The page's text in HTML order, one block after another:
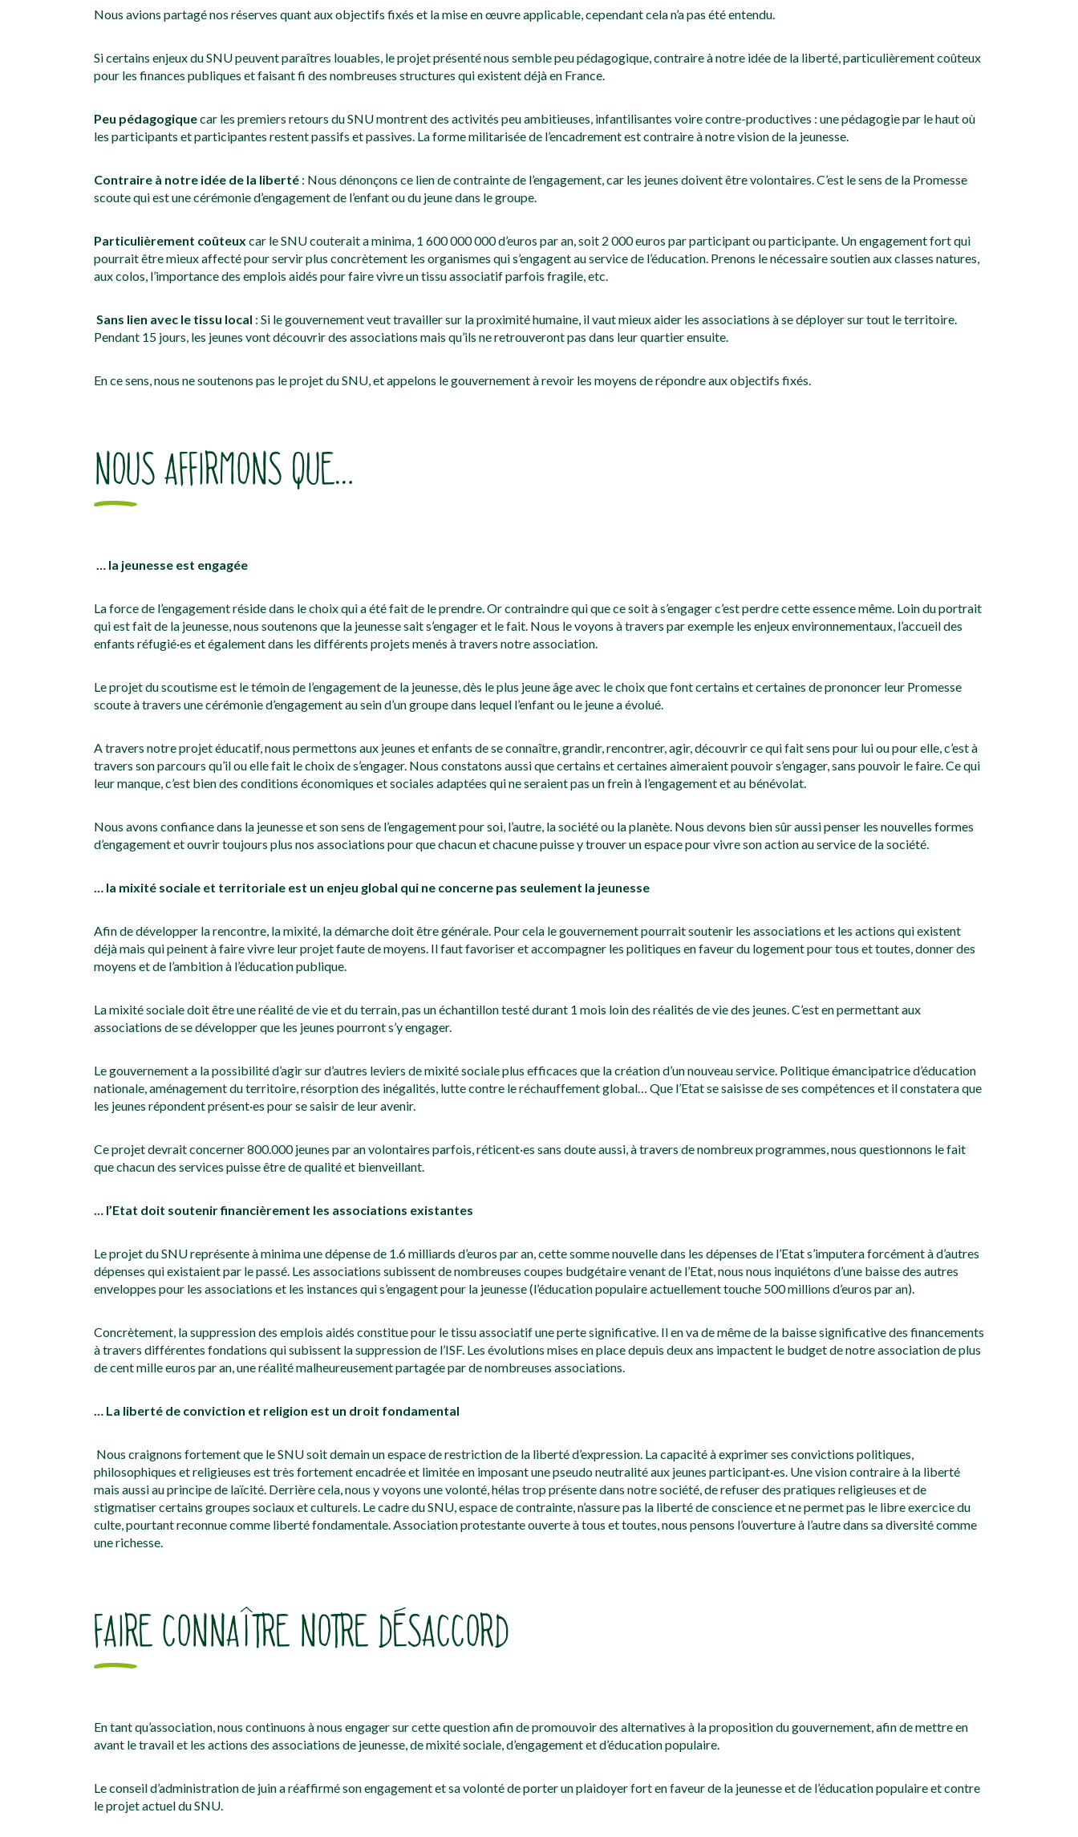
Nous avions partagé nos réserves quant aux objectifs fixés et la mise en œuvre applicable, cependant cela n’a pas été entendu.
Si certains enjeux du SNU peuvent paraîtres louables, le projet présenté nous semble peu pédagogique, contraire à notre idée de la liberté, particulièrement coûteux
pour les finances publiques et faisant fi des nombreuses structures qui existent déjà en France.
Peu pédagogiquecar les premiers retours du SNU montrent des activités peu ambitieuses, infantilisantes voire contre-productives : une pédagogie par le haut où
les participants et participantes restent passifs et passives. La forme militarisée de l’encadrement est contraire à notre vision de la jeunesse.
Contraire à notre idée de la liberté : Nous dénonçons ce lien de contrainte de l’engagement, car les jeunes doivent être volontaires. C’est le sens de la Promesse
scoute qui est une cérémonie d’engagement de l’enfant ou du jeune dans le groupe.
Particulièrement coûteux car le SNU couterait a minima, 1 600 000 000 d’euros par an, soit 2 000 euros par participant ou participante. Un engagement fort qui
pourrait être mieux affecté pour servir plus concrètement les organismes qui s’engagent au service de l’éducation. Prenons le nécessaire soutien aux classes natures,
aux colos, l’importance des emplois aidés pour faire vivre un tissu associatif parfois fragile, etc.
Sans lien avec le tissu local : Si le gouvernement veut travailler sur la proximité humaine, il vaut mieux aider les associations à se déployer sur tout le territoire.
Pendant 15 jours, les jeunes vont découvrir des associations mais qu’ils ne retrouveront pas dans leur quartier ensuite.
En ce sens, nous ne soutenons pas le projet du SNU, et appelons le gouvernement à revoir les moyens de répondre aux objectifs fixés.
NOUS AFFIRMONS QUE…
… la jeunesse est engagée
La force de l’engagement réside dans le choix qui a été fait de le prendre. Or contraindre qui que ce soit à s’engager c’est perdre cette essence même. Loin du portrait
qui est fait de la jeunesse, nous soutenons que la jeunesse sait s’engager et le fait. Nous le voyons à travers par exemple les enjeux environnementaux, l’accueil des
enfants réfugié·es et également dans les différents projets menés à travers notre association.
Le projet du scoutisme est le témoin de l’engagement de la jeunesse, dès le plus jeune âge avec le choix que font certains et certaines de prononcer leur Promesse
scoute à travers une cérémonie d’engagement au sein d’un groupe dans lequel l’enfant ou le jeune a évolué.
A travers notre projet éducatif, nous permettons aux jeunes et enfants de se connaître, grandir, rencontrer, agir, découvrir ce qui fait sens pour lui ou pour elle, c’est à
travers son parcours qu’il ou elle fait le choix de s’engager. Nous constatons aussi que certains et certaines aimeraient pouvoir s’engager, sans pouvoir le faire. Ce qui
leur manque, c’est bien des conditions économiques et sociales adaptées qui ne seraient pas un frein à l’engagement et au bénévolat.
Nous avons confiance dans la jeunesse et son sens de l’engagement pour soi, l’autre, la société ou la planète. Nous devons bien sûr aussi penser les nouvelles formes
d’engagement et ouvrir toujours plus nos associations pour que chacun et chacune puisse y trouver un espace pour vivre son action au service de la société.
… la mixité sociale et territoriale est un enjeu global qui ne concerne pas seulement la jeunesse
Afin de développer la rencontre, la mixité, la démarche doit être générale. Pour cela le gouvernement pourrait soutenir les associations et les actions qui existent
déjà mais qui peinent à faire vivre leur projet faute de moyens. Il faut favoriser et accompagner les politiques en faveur du logement pour tous et toutes, donner des
moyens et de l’ambition à l’éducation publique.
La mixité sociale doit être une réalité de vie et du terrain, pas un échantillon testé durant 1 mois loin des réalités de vie des jeunes. C’est en permettant aux
associations de se développer que les jeunes pourront s’y engager.
Le gouvernement a la possibilité d’agir sur d’autres leviers de mixité sociale plus efficaces que la création d’un nouveau service. Politique émancipatrice d’éducation
nationale, aménagement du territoire, résorption des inégalités, lutte contre le réchauffement global… Que l’Etat se saisisse de ses compétences et il constatera que
les jeunes répondent présent·es pour se saisir de leur avenir.
Ce projet devrait concerner 800.000 jeunes par an volontaires parfois, réticent·es sans doute aussi, à travers de nombreux programmes, nous questionnons le fait
que chacun des services puisse être de qualité et bienveillant.
… l’Etat doit soutenir financièrement les associations existantes
Le projet du SNU représente à minima une dépense de 1.6 milliards d’euros par an, cette somme nouvelle dans les dépenses de l’Etat s’imputera forcément à d’autres
dépenses qui existaient par le passé. Les associations subissent de nombreuses coupes budgétaire venant de l’Etat, nous nous inquiétons d’une baisse des autres
enveloppes pour les associations et les instances qui s’engagent pour la jeunesse (l’éducation populaire actuellement touche 500 millions d’euros par an).
Concrètement, la suppression des emplois aidés constitue pour le tissu associatif une perte significative. Il en va de même de la baisse significative des financements
à travers différentes fondations qui subissent la suppression de l’ISF. Les évolutions mises en place depuis deux ans impactent le budget de notre association de plus
de cent mille euros par an, une réalité malheureusement partagée par de nombreuses associations.
… La liberté de conviction et religion est un droit fondamental
Nous craignons fortement que le SNU soit demain un espace de restriction de la liberté d’expression. La capacité à exprimer ses convictions politiques,
philosophiques et religieuses est très fortement encadrée et limitée en imposant une pseudo neutralité aux jeunes participant·es. Une vision contraire à la liberté
mais aussi au principe de laïcité. Derrière cela, nous y voyons une volonté, hélas trop présente dans notre société, de refuser des pratiques religieuses et de
stigmatiser certains groupes sociaux et culturels. Le cadre du SNU, espace de contrainte, n’assure pas la liberté de conscience et ne permet pas le libre exercice du
culte, pourtant reconnue comme liberté fondamentale. Association protestante ouverte à tous et toutes, nous pensons l’ouverture à l’autre dans sa diversité comme
une richesse.
FAIRE CONNAÎTRE NOTRE DÉSACCORD
En tant qu’association, nous continuons à nous engager sur cette question afin de promouvoir des alternatives à la proposition du gouvernement, afin de mettre en
avant le travail et les actions des associations de jeunesse, de mixité sociale, d’engagement et d’éducation populaire.
Le conseil d’administration de juin a réaffirmé son engagement et sa volonté de porter un plaidoyer fort en faveur de la jeunesse et de l’éducation populaire et contre
le projet actuel du SNU.